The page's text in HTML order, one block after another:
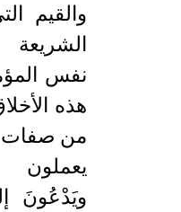
والقيم
نفس
هذه
من صفات
ويَدْعُونَ